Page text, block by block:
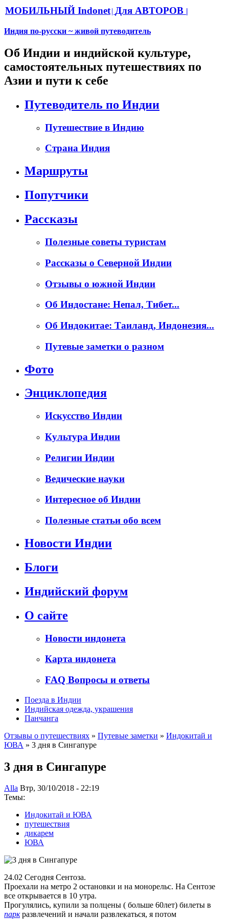
МОБИЛЬНЫЙ Indonet| Для АВТОРОВ |
Индия по-русски ~ живой путеводитель
Об Индии и индийской культуре,
самостоятельных путешествиях по
Азии и пути к себе
Путеводитель по Индии
Путешествие в Индию
Страна Индия
Маршруты
Попутчики
Рассказы
Полезные советы туристам
Рассказы о Северной Индии
Отзывы о южной Индии
Об Индостане: Непал, Тибет...
Об Индокитае: Таиланд, Индонезия...
Путевые заметки о разном
Фото
Энциклопедия
Искусство Индии
Культура Индии
Религии Индии
Ведические науки
Интересное об Индии
Полезные статьи обо всем
Новости Индии
Блоги
Индийский форум
О сайте
Новости индонета
Карта индонета
FAQ Вопросы и ответы
Поезда в Индии
Индийская одежда, украшения
Панчанга
Отзывы о путешествиях » Путевые заметки » Индокитай и
ЮВА » 3 дня в Сингапуре
3 дня в Сингапуре
Alla Втр, 30/10/2018 - 22:19
Темы:
Индокитай и ЮВА
путешествия
дикарем
ЮВА
24.02 Сегодня Сентоза.
Проехали на метро 2 остановки и на монорельс. На Сентозе
все открывается в 10 утра.
Прогулялись, купили за полцены ( больше 60лет) билеты в
паркразвлечений и начали развлекаться, я потом